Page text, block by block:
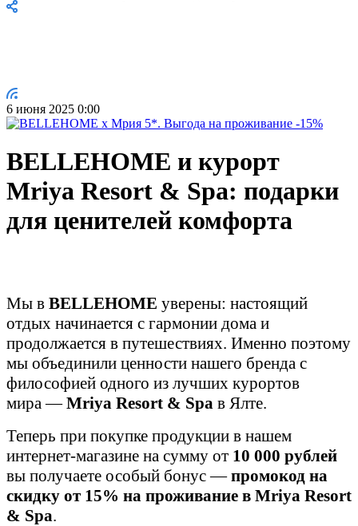
6 июня 2025 0:00
BELLEHOME и курорт
Mriya Resort & Spa: подарки
для ценителей комфорта
Мы в BELLEHOME уверены: настоящий
отдых начинается с гармонии дома и
продолжается в путешествиях. Именно поэтому
мы объединили ценности нашего бренда с
философией одного из лучших курортов
мира —Mriya Resort & Spa в Ялте.
Теперь при покупке продукции в нашем
интернет-магазине на сумму от 10 000 рублей
вы получаете особый бонус —промокод на
скидку от 15% на проживание в Mriya Resort
& Spa.